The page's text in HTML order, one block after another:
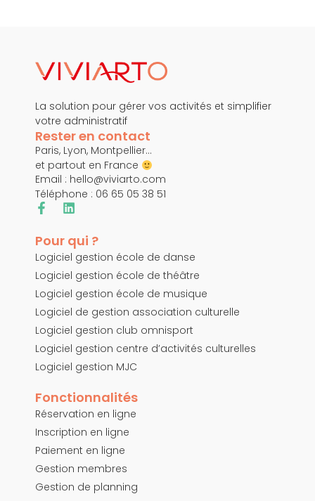
La solution pour gérer vos activités et simplifier
votre administratif
Rester en contact
Paris, Lyon, Montpellier…
et partout en France
Email : hello@viviarto.com
Téléphone : 06 65 05 38 51
Pour qui ?
Logiciel gestion école de danse
Logiciel gestion école de théâtre
Logiciel gestion école de musique
Logiciel de gestion association culturelle
Logiciel gestion club omnisport
Logiciel gestion centre d’activités culturelles
Logiciel gestion MJC
Fonctionnalités
Réservation en ligne
Inscription en ligne
Paiement en ligne
Gestion membres
Gestion de planning